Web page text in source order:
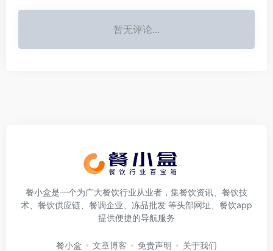
暂无评论...
餐小盒是一个为广大餐饮行业从业者，集餐饮资讯、餐饮技
术、餐饮供应链、餐调企业、冻品批发 等头部网址、餐饮app
提供便捷的导航服务
餐小盒 文章博客 免责声明 关于我们